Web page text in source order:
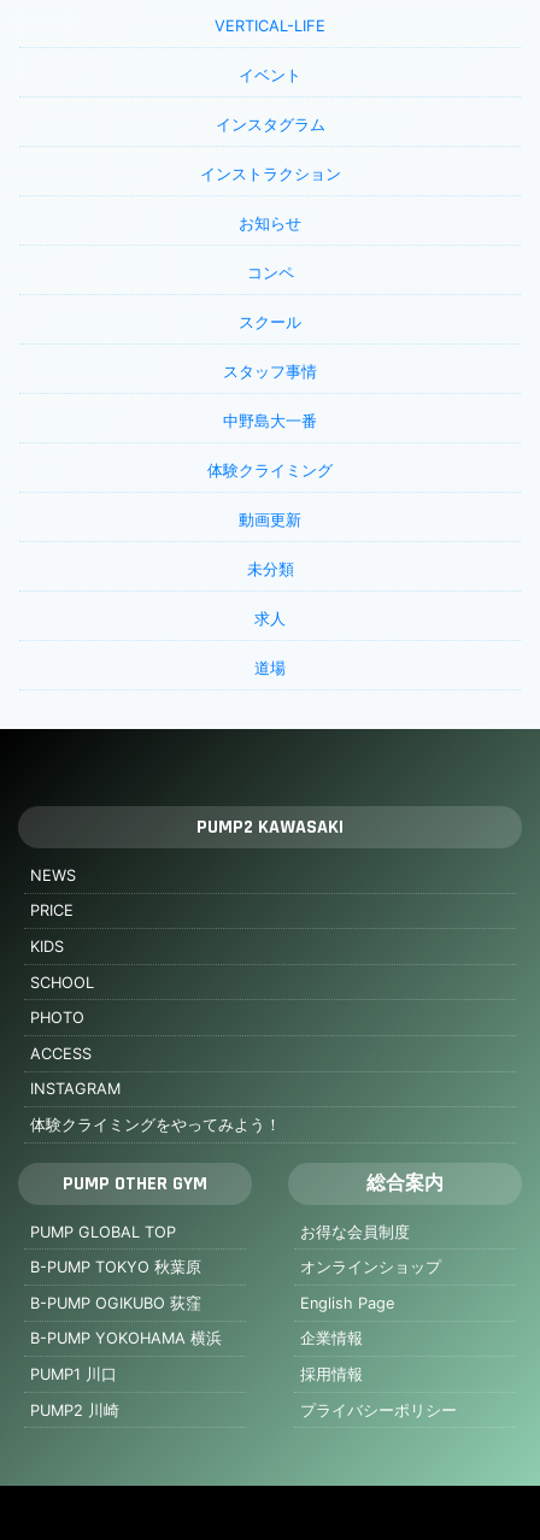
VERTICAL-LIFE
イベント
インスタグラム
インストラクション
お知らせ
コンペ
スクール
スタッフ事情
中野島大一番
体験クライミング
動画更新
未分類
求人
道場
PUMP2 KAWASAKI
NEWS
PRICE
KIDS
SCHOOL
PHOTO
ACCESS
INSTAGRAM
体験クライミングをやってみよう！
PUMP OTHER GYM
PUMP GLOBAL TOP
B-PUMP TOKYO 秋葉原
B-PUMP OGIKUBO 荻窪
B-PUMP YOKOHAMA 横浜
PUMP1 川口
PUMP2 川崎
総合案内
お得な会員制度
オンラインショップ
English Page
企業情報
採用情報
プライバシーポリシー